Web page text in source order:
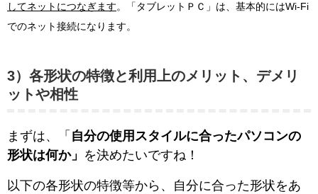
してネットにつなぎます。「タブレットＰＣ」は、基本的にはWi-Fi
でのネット接続になります。
3）各形状の特徴と利用上のメリット、デメリ
ットや相性
まずは、「 自分の使用スタイルに合ったパソコンの
形状は何か」 を決めたいですね！
以下の各形状の特徴等から、自分に合った形状をあ